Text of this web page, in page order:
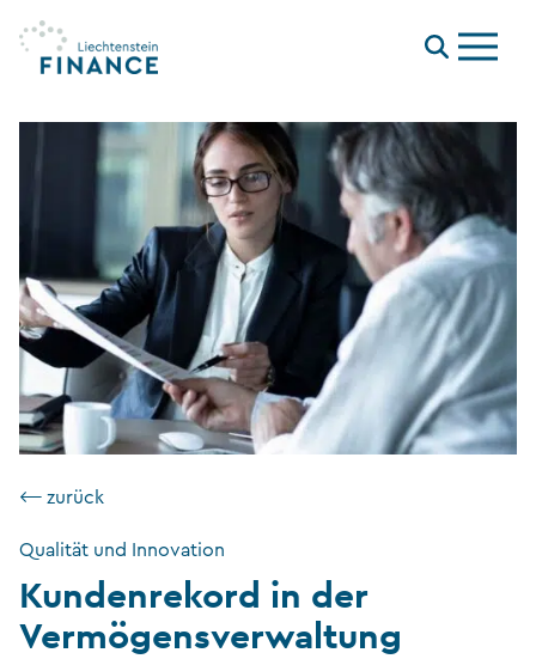
Menu
⟵ zurück
Qualität und Innovation
Kundenrekord in der
Vermögensverwaltung